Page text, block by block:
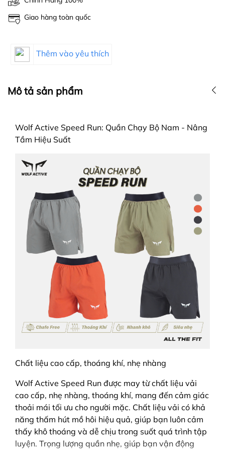
Giao hàng toàn quốc
Thêm vào yêu thích
Mô tả sản phẩm
Wolf Active Speed Run: Quần Chạy Bộ Nam - Nâng
Tầm Hiệu Suất
Chất liệu cao cấp, thoáng khí, nhẹ nhàng
Wolf Active Speed Run được may từ chất liệu vải
cao cấp, nhẹ nhàng, thoáng khí, mang đến cảm giác
thoải mái tối ưu cho người mặc. Chất liệu vải có khả
năng thấm hút mồ hôi hiệu quả, giúp bạn luôn cảm
thấy khô thoáng và dễ chịu trong suốt quá trình tập
luyện. Trọng lượng quần nhẹ, giúp bạn vận động